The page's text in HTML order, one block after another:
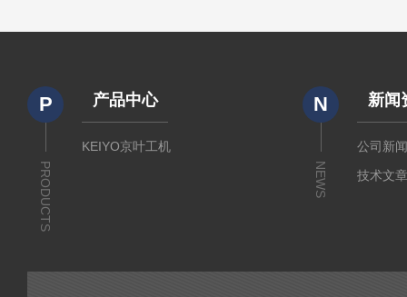
P
PRODUCTS
产品中心
KEIYO京叶工机
N
NEWS
新闻
公司新
技术文